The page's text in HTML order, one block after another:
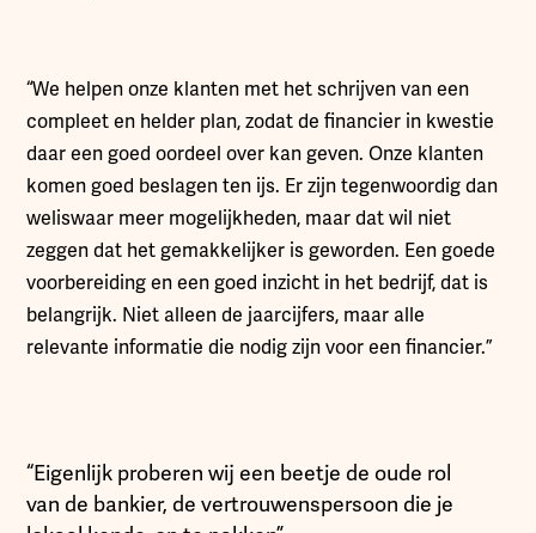
“We helpen onze klanten met het schrijven van een
compleet en helder plan, zodat de financier in kwestie
daar een goed oordeel over kan geven. Onze klanten
komen goed beslagen ten ijs. Er zijn tegenwoordig dan
weliswaar meer mogelijkheden, maar dat wil niet
zeggen dat het gemakkelijker is geworden. Een goede
voorbereiding en een goed inzicht in het bedrijf, dat is
belangrijk. Niet alleen de jaarcijfers, maar alle
relevante informatie die nodig zijn voor een financier.”
“Eigenlijk proberen wij een beetje de oude rol
van de bankier, de vertrouwenspersoon die je